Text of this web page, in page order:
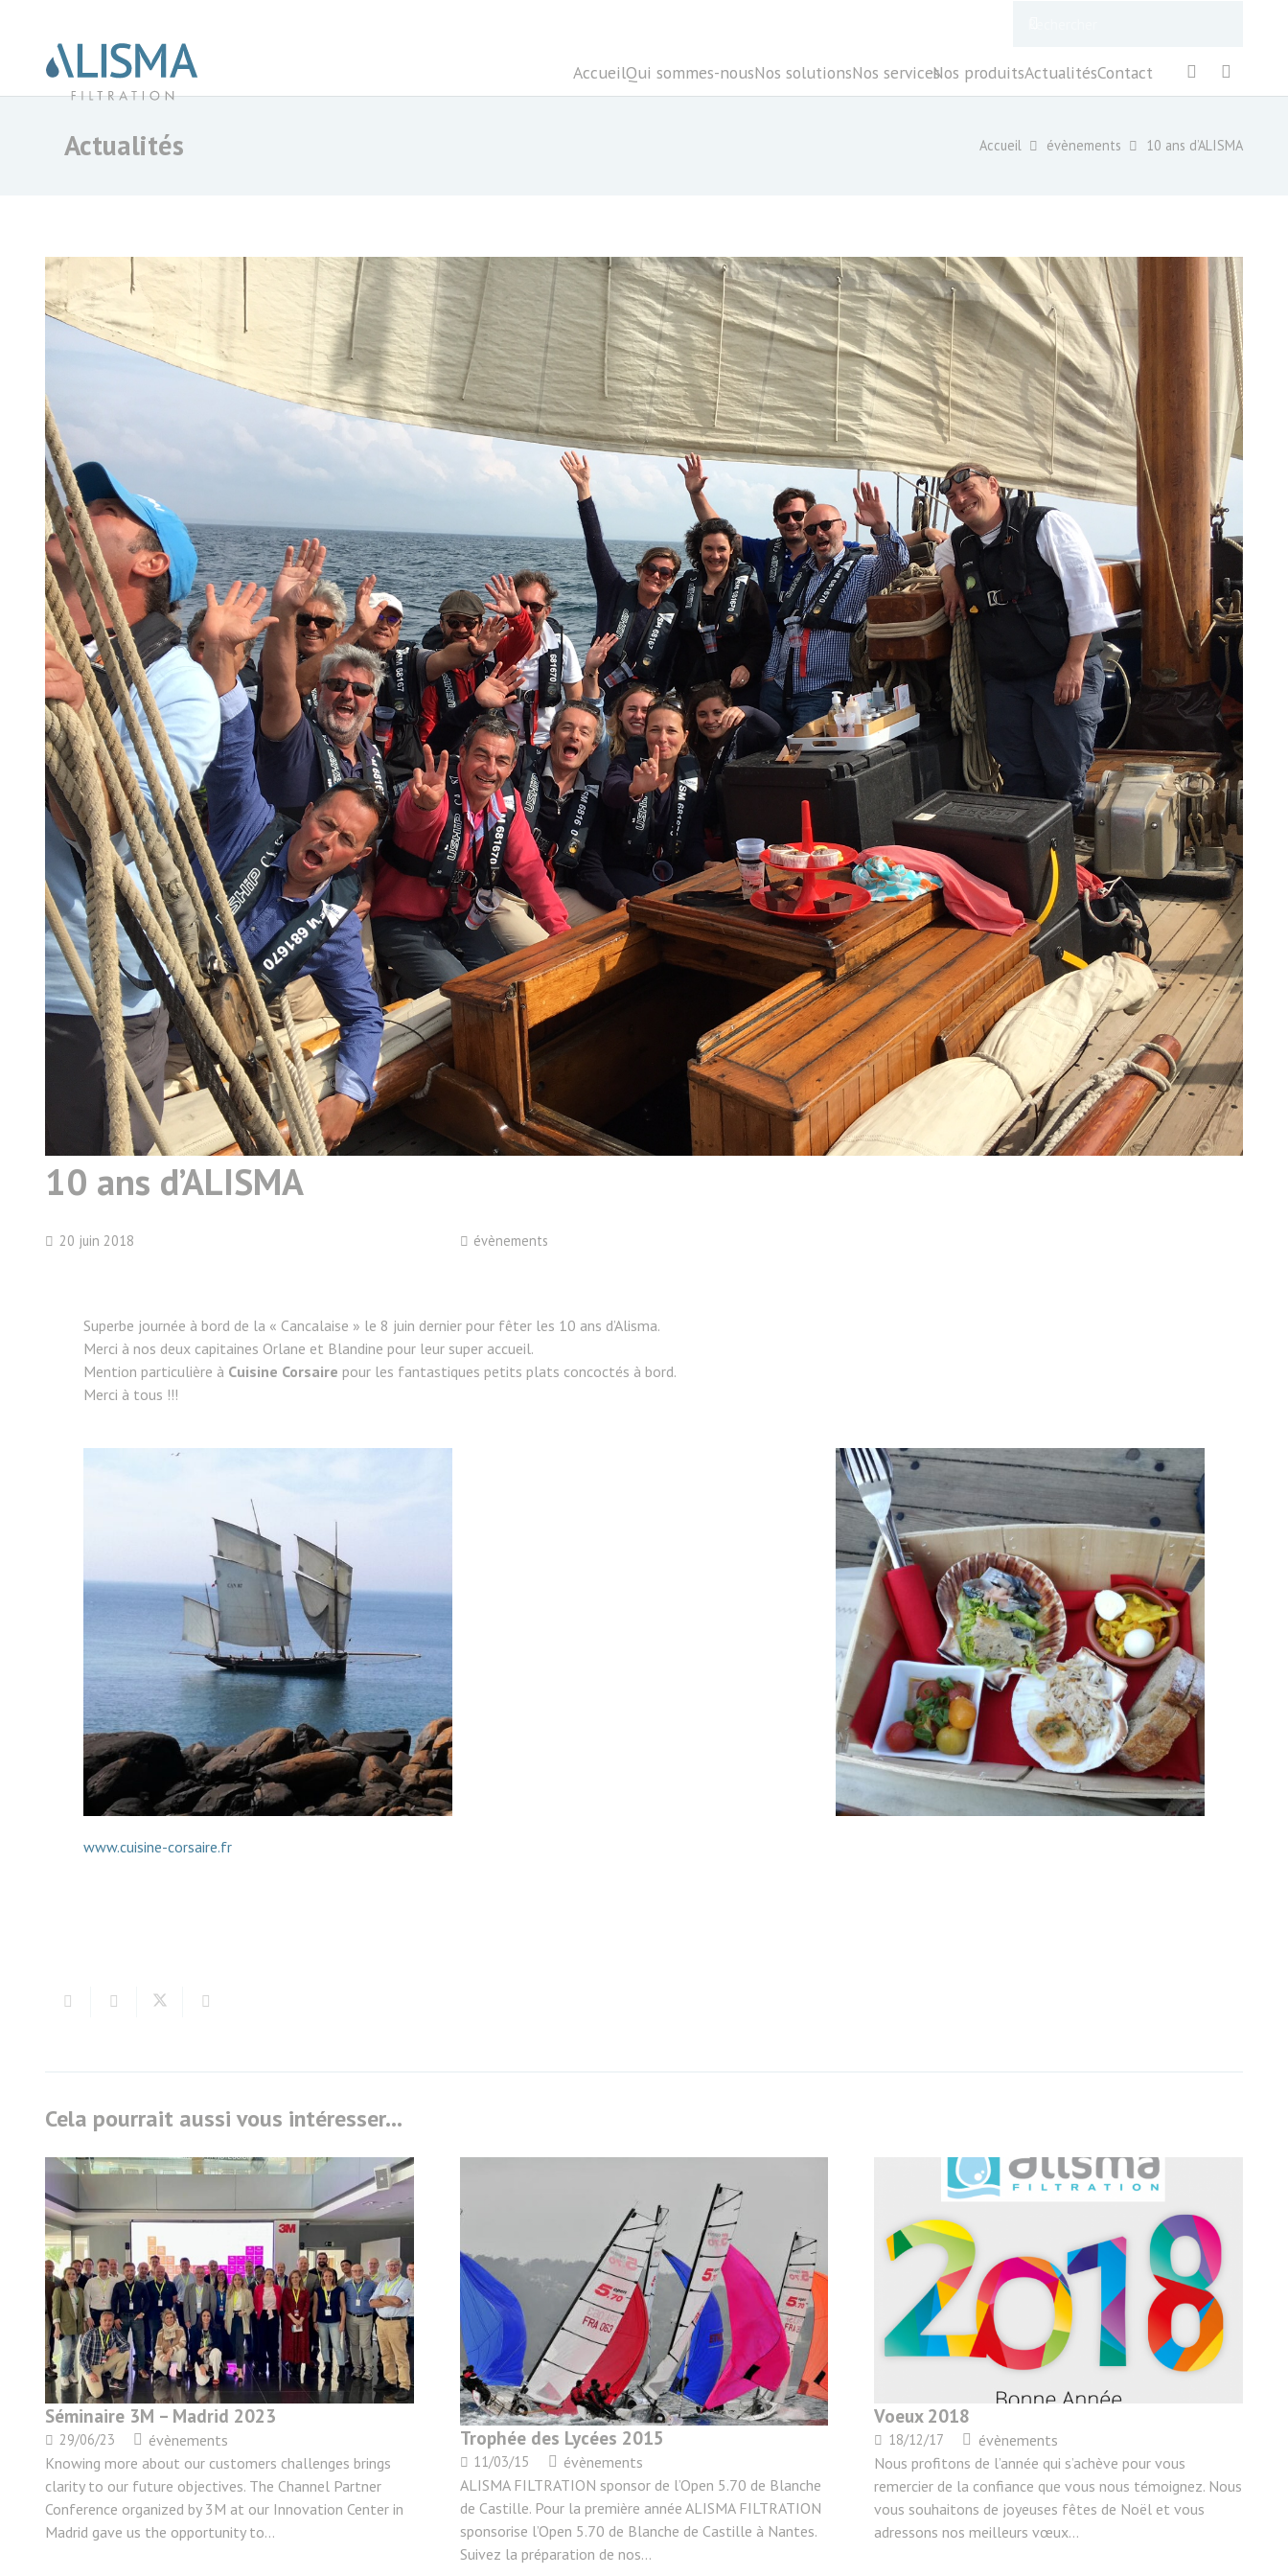
AccueilQui sommes-nousNos solutionsNos servicesNos produitsActualitésContact
Actualités Accueil évènements 10 ans d’ALISMA
10 ans d’ALISMA
20 juin 2018 évènements
Superbe journée à bord de la « Cancalaise » le 8 juin dernier pour fêter les 10 ans d’Alisma.
Merci à nos deux capitaines Orlane et Blandine pour leur super accueil.
Mention particulière à Cuisine Corsaire pour les fantastiques petits plats concoctés à bord.
Merci à tous !!!
www.cuisine-corsaire.fr
Cela pourrait aussi vous intéresser…
Séminaire 3M – Madrid 2023
29/06/23
évènements
Knowing more about our customers challenges brings
clarity to our future objectives. The Channel Partner
Conference organized by 3M at our Innovation Center in
Madrid gave us the opportunity to…
Trophée des Lycées 2015
11/03/15
évènements
ALISMA FILTRATION sponsor de l’Open 5.70 de Blanche
de Castille. Pour la première année ALISMA FILTRATION
sponsorise l’Open 5.70 de Blanche de Castille à Nantes.
Suivez la préparation de nos…
Voeux 2018
18/12/17
évènements
Nous profitons de l’année qui s’achève pour vous
remercier de la confiance que vous nous témoignez. Nous
vous souhaitons de joyeuses fêtes de Noël et vous
adressons nos meilleurs vœux…